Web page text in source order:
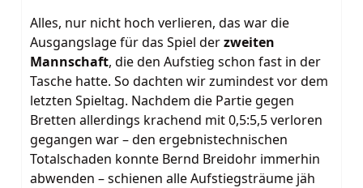
Alles, nur nicht hoch verlieren, das war die
Ausgangslage für das Spiel derzweiten
Mannschaft, die den Aufstieg schon fast in der
Tasche hatte. So dachten wir zumindest vor dem
letzten Spieltag. Nachdem die Partie gegen
Bretten allerdings krachend mit 0,5:5,5 verloren
gegangen war – den ergebnistechnischen
Totalschaden konnte Bernd Breidohr immerhin
abwenden – schienen alle Aufstiegsträume jäh